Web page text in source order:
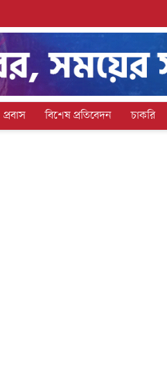
প্রবাস বিশেষ প্রতিবেদন চাকরি